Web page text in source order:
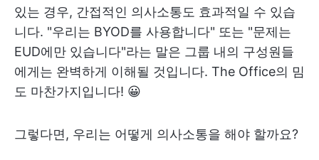
있는 경우, 간접적인 의사소통도 효과적일 수 있습
니다. "우리는 BYOD를 사용합니다" 또는 "문제는
EUD에만 있습니다"라는 말은 그룹 내의 구성원들
에게는 완벽하게 이해될 것입니다. The Office의 밈
도 마찬가지입니다! 😀
그렇다면, 우리는 어떻게 의사소통을 해야 할까요?